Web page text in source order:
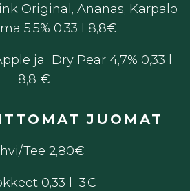
Original, Ananas, Karpalo
5,5% 0,33 l 8,8€
ja Dry Pear 4,7% 0,33 l
8,8 €
JUOMAT
Tee 2,80€
0,33 l 3€